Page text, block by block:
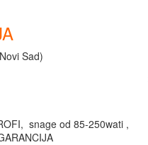
Sad)
snage od 85-250wati ,